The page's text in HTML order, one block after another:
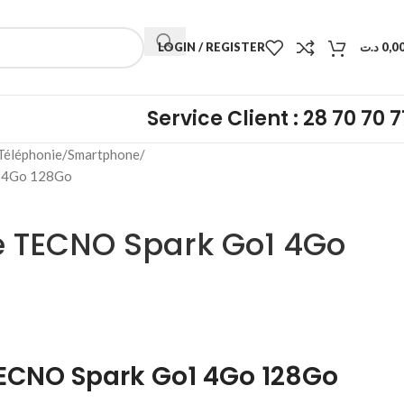
LOGIN / REGISTER د.ت
Service Client : 28 70 70
Smartphone
4Go 128Go
Spark Go1 4Go
Spark Go1 4Go 128Go